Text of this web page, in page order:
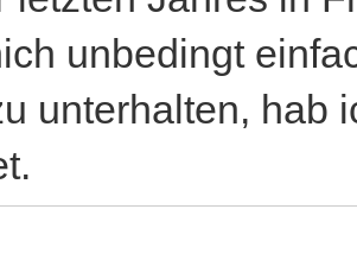
unbedingt
unterhalten, hab